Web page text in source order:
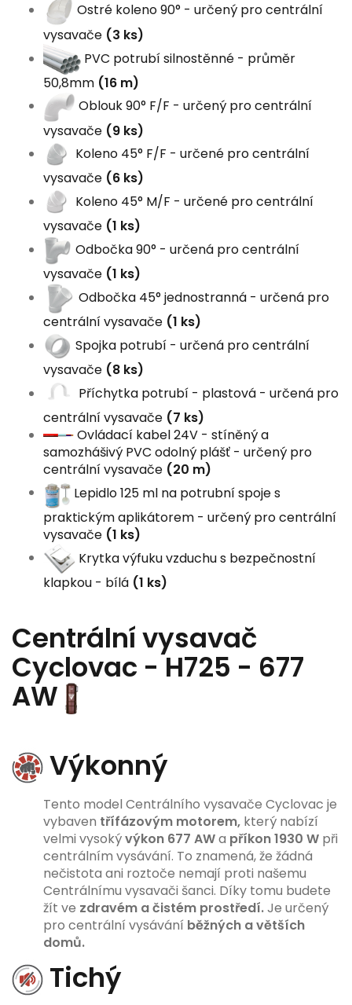
Ostré koleno 90° - určený pro centrální
vysavače (3 ks)
PVC potrubí silnostěnné - průměr
50,8mm (16 m)
Oblouk 90° F/F - určený pro centrální
vysavače (9 ks)
Koleno 45° F/F - určené pro centrální
vysavače (6 ks)
Koleno 45° M/F - určené pro centrální
vysavače (1 ks)
Odbočka 90° - určená pro centrální
vysavače (1 ks)
Odbočka 45° jednostranná - určená pro
centrální vysavače (1 ks)
Spojka potrubí - určená pro centrální
vysavače (8 ks)
Příchytka potrubí - plastová - určená pro
centrální vysavače (7 ks)
Ovládací kabel 24V - stíněný a
samozhášivý PVC odolný plášť - určený pro
centrální vysavače (20 m)
Lepidlo 125 ml na potrubní spoje s
praktickým aplikátorem - určený pro centrální
vysavače (1 ks)
Krytka výfuku vzduchu s bezpečnostní
klapkou - bílá (1 ks)
Centrální vysavač
Cyclovac - H725 - 677
AW
Výkonný
Tento model Centrálního vysavače Cyclovac je
vybaven třífázovým motorem, který nabízí
velmi vysokývýkon 677 AWa příkon 1930 W při
centrálním vysávání. To znamená, že žádná
nečistota ani roztoče nemají proti našemu
Centrálnímu vysavači šanci. Díky tomu budete
žít ve zdravém a čistém prostředí.Je určený
pro centrální vysávání běžných a větších
domů.
Tichý